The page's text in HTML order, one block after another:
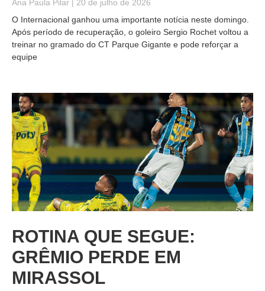
Ana Paula Pilar
20 de julho de 2026
O Internacional ganhou uma importante notícia neste domingo.
Após período de recuperação, o goleiro Sergio Rochet voltou a
treinar no gramado do CT Parque Gigante e pode reforçar a
equipe
ROTINA QUE SEGUE:
GRÊMIO PERDE EM
MIRASSOL